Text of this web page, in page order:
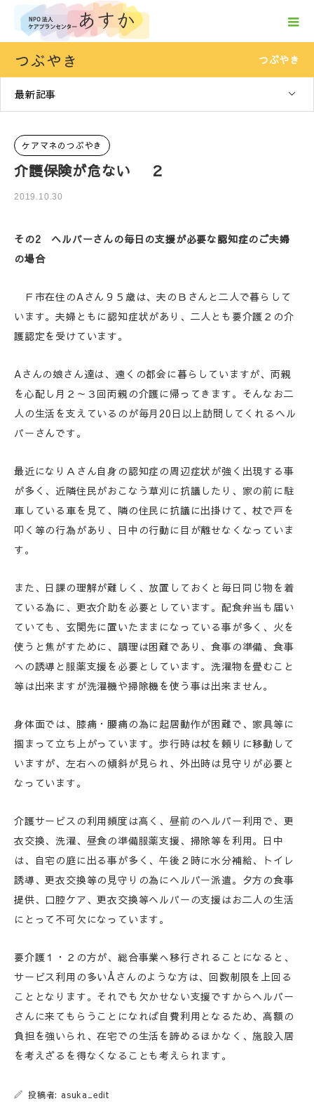
つぶやき つぶやき
最新記事
ケアマネのつぶやき
介護保険が危ない ２
2019.10.30
その2 ヘルパーさんの毎日の支援が必要な認知症のご夫婦
の場合
Ｆ市在住のAさん９５歳は、夫のＢさんと二人で暮らして
います。夫婦ともに認知症状があり、二人とも要介護２の介
護認定を受けています。
Aさんの娘さん達は、遠くの都会に暮らしていますが、両親
を心配し月２～３回両親の介護に帰ってきます。そんなお二
人の生活を支えているのが毎月20日以上訪問してくれるヘル
パーさんです。
最近になりＡさん自身の認知症の周辺症状が強く出現する事
が多く、近隣住民がおこなう草刈に抗議したり、家の前に駐
車している車を見て、隣の住民に抗議に出掛けて、杖で戸を
叩く等の行為があり、日中の行動に目が離せなくなっていま
す。
また、日課の理解が難しく、放置しておくと毎日同じ物を着
ている為に、更衣介助を必要としています。配食弁当も届い
ていても、玄関先に置いたままになっている事が多く、火を
使うと焦がすために、調理は困難であり、食事の準備、食事
への誘導と服薬支援を必要としています。洗濯物を畳むこと
等は出来ますが洗濯機や掃除機を使う事は出来ません。
身体面では、膝痛・腰痛の為に起居動作が困難で、家具等に
掴まって立ち上がっています。歩行時は杖を頼りに移動して
いますが、左右への傾斜が見られ、外出時は見守りが必要と
なっています。
介護サービスの利用頻度は高く、昼前のヘルパー利用で、更
衣交換、洗濯、昼食の準備服薬支援、掃除等を利用。日中
は、自宅の庭に出る事が多く、午後２時に水分補給、トイレ
誘導、更衣交換等の見守りの為にヘルパー派遣。夕方の食事
提供、口腔ケア、更衣交換等ヘルパーの支援はお二人の生活
にとって不可欠になっています。
要介護１・２の方が、総合事業へ移行されることになると、
サービス利用の多いÅさんのような方は、回数制限を上回る
こととなります。それでも欠かせない支援ですからヘルパー
さんに来てもらうことになれば自費利用となるため、高額の
負担を強いられ、在宅での生活を諦めるほかなく、施設入居
を考えざるを得なくなることも考えられます。
投稿者: asuka_edit